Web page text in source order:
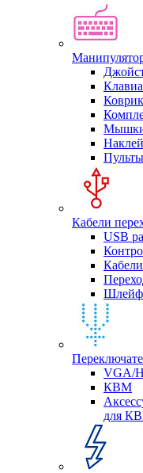
Кабели
USB
Кабели
VGA/
КВМ
для